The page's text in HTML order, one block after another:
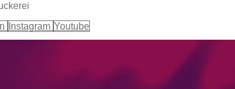
Instagram Youtube